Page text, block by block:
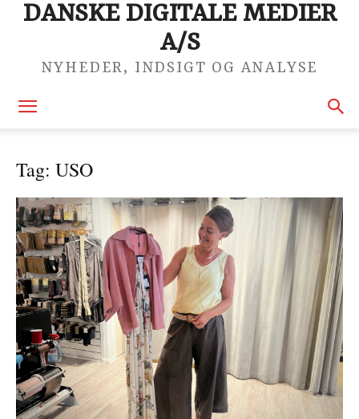
DANSKE DIGITALE MEDIER
A/S
NYHEDER, INDSIGT OG ANALYSE
Tag: USO